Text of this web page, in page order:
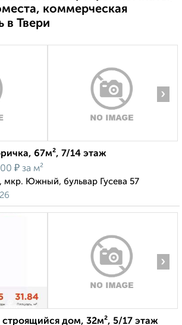
коммерческая
в Твери
›
67м², 7/14 этаж
₽ за м²
мкр. Южный, бульвар Гусева 57
›
строящийся дом, 32м², 5/17 этаж